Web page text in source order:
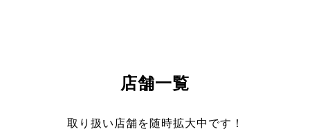
店舗一覧
取り扱い店舗を随時拡大中です！